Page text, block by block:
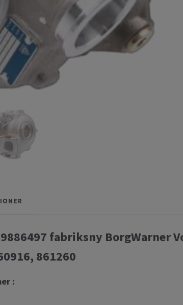
fabriksny BorgWarner
861260
: